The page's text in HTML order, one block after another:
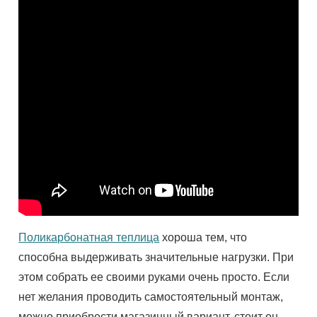
Поликарбонатная теплица хороша тем, что
способна выдерживать значительные нагрузки. При
этом собратьее своими руками очень просто. Если
нет желания проводить самостоятельный монтаж,